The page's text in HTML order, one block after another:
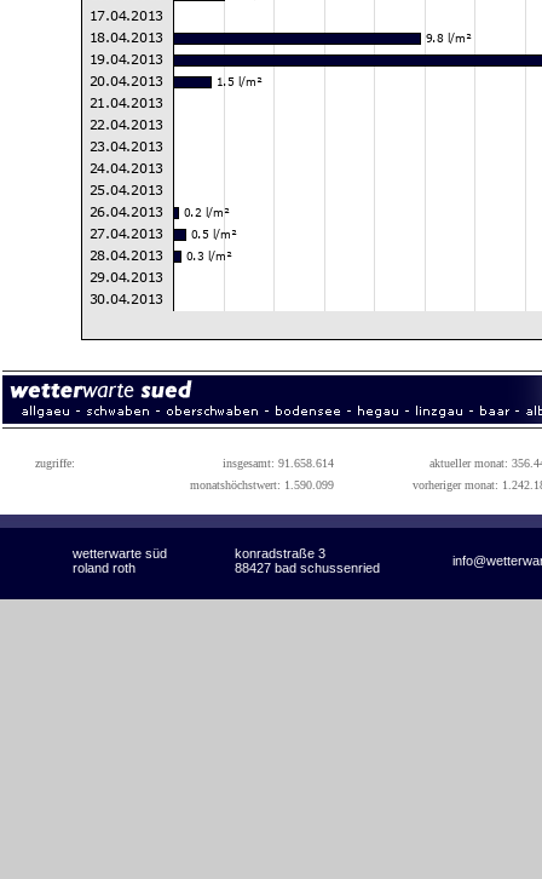
zugriffe: insgesamt: 91.658.614
aktueller monat:
monatshöchstwert: 1.590.099
vorheriger monat:
wetterwarte süd konradstraße 3
roland roth 88427 bad schussenried